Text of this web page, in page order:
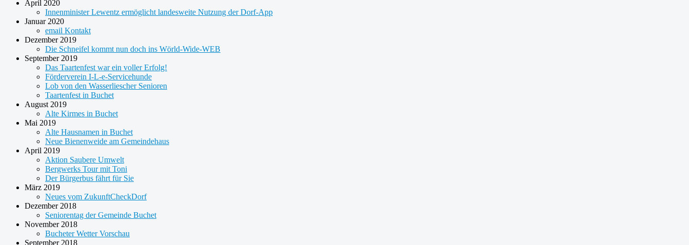
April 2020
Innenminister Lewentz ermöglicht landesweite Nutzung der Dorf-App
Januar 2020
email Kontakt
Dezember 2019
Die Schneifel kommt nun doch ins Wörld-Wide-WEB
September 2019
Das Taartenfest war ein voller Erfolg!
Förderverein I-L-e-Servicehunde
Lob von den Wasserliescher Senioren
Taartenfest in Buchet
August 2019
Alte Kirmes in Buchet
Mai 2019
Alte Hausnamen in Buchet
Neue Bienenweide am Gemeindehaus
April 2019
Aktion Saubere Umwelt
Bergwerks Tour mit Toni
Der Bürgerbus fährt für Sie
März 2019
Neues vom ZukunftCheckDorf
Dezember 2018
Seniorentag der Gemeinde Buchet
November 2018
Bucheter Wetter Vorschau
September 2018